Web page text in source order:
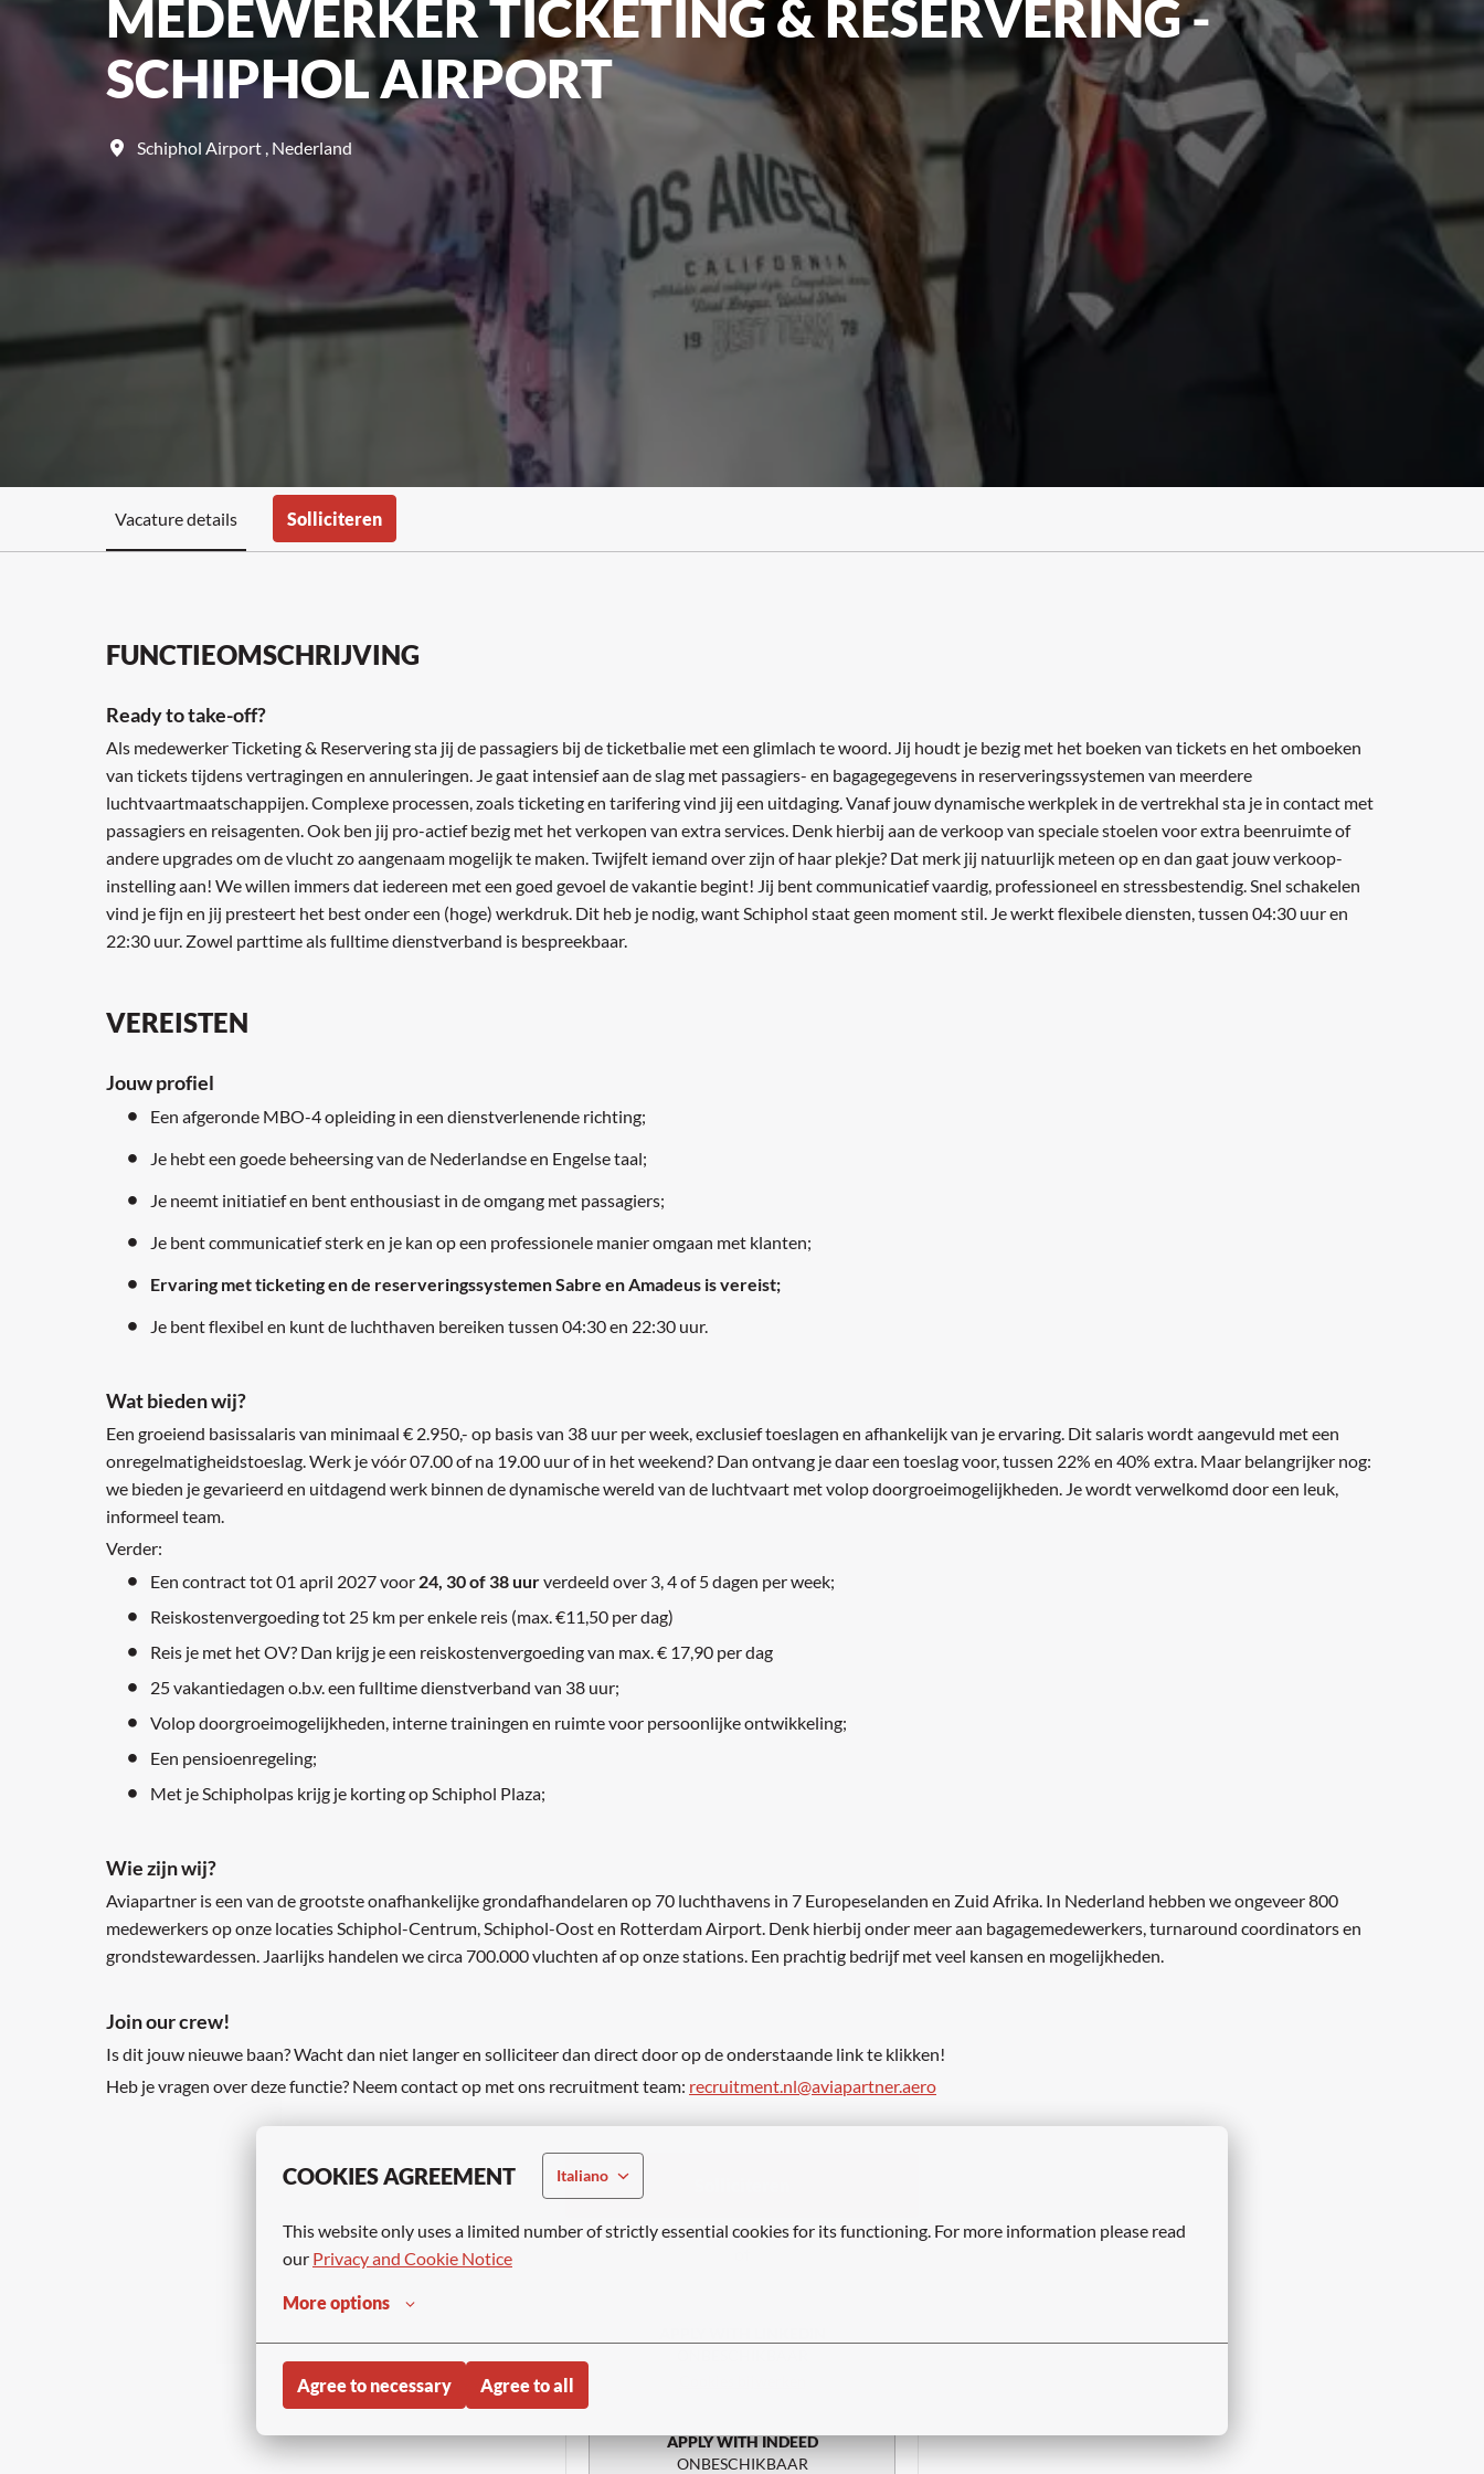
COOKIES AGREEMENT Italiano
This website only uses a limited number of strictly essential cookies for its functioning. For more information please read
our Privacy and Cookie Notice
More options
Agree to necessary Agree to all
MEDEWERKER TICKETING & RESERVERING -
SCHIPHOL AIRPORT
Schiphol Airport , Nederland
Vacature details Solliciteren
FUNCTIEOMSCHRIJVING
Ready to take-off?
Als medewerker Ticketing & Reservering sta jij de passagiers bij de ticketbalie met een glimlach te woord. Jij houdt je bezig met het boeken van tickets en het omboeken
van tickets tijdens vertragingen en annuleringen. Je gaat intensief aan de slag met passagiers- en bagagegegevens in reserveringssystemen van meerdere
luchtvaartmaatschappijen. Complexe processen, zoals ticketing en tarifering vind jij een uitdaging. Vanaf jouw dynamische werkplek in de vertrekhal sta je in contact met
passagiers en reisagenten. Ook ben jij pro-actief bezig met het verkopen van extra services. Denk hierbij aan de verkoop van speciale stoelen voor extra beenruimte of
andere upgrades om de vlucht zo aangenaam mogelijk te maken. Twijfelt iemand over zijn of haar plekje? Dat merk jij natuurlijk meteen op en dan gaat jouw verkoop-
instelling aan! We willen immers dat iedereen met een goed gevoel de vakantie begint! Jij bent communicatief vaardig, professioneel en stressbestendig. Snel schakelen
vind je fijn en jij presteert het best onder een (hoge) werkdruk. Dit heb je nodig, want Schiphol staat geen moment stil. Je werkt flexibele diensten, tussen 04:30 uur en
22:30 uur. Zowel parttime als fulltime dienstverband is bespreekbaar.
VEREISTEN
Jouw profiel
Een afgeronde MBO-4 opleiding in een dienstverlenende richting;
Je hebt een goede beheersing van de Nederlandse en Engelse taal;
Je neemt initiatief en bent enthousiast in de omgang met passagiers;
Je bent communicatief sterk en je kan op een professionele manier omgaan met klanten;
Ervaring met ticketing en de reserveringssystemen Sabre en Amadeus is vereist;
Je bent flexibel en kunt de luchthaven bereiken tussen 04:30 en 22:30 uur.
Wat bieden wij?
Een groeiend basissalaris van minimaal € 2.950,- op basis van 38 uur per week, exclusief toeslagen en afhankelijk van je ervaring. Dit salaris wordt aangevuld met een
onregelmatigheidstoeslag. Werk je vóór 07.00 of na 19.00 uur of in het weekend? Dan ontvang je daar een toeslag voor, tussen 22% en 40% extra. Maar belangrijker nog:
we bieden je gevarieerd en uitdagend werk binnen de dynamische wereld van de luchtvaart met volop doorgroeimogelijkheden. Je wordt verwelkomd door een leuk,
informeel team.
Verder:
Een contract tot 01 april 2027 voor 24, 30 of 38 uurverdeeld over 3, 4 of 5 dagen per week;
Reiskostenvergoeding tot 25 km per enkele reis (max. €11,50 per dag)
Reis je met het OV? Dan krijg je een reiskostenvergoeding van max. € 17,90 per dag
25 vakantiedagen o.b.v. een fulltime dienstverband van 38 uur;
Volop doorgroeimogelijkheden, interne trainingen en ruimte voor persoonlijke ontwikkeling;
Een pensioenregeling;
Met je Schipholpas krijg je korting op Schiphol Plaza;
Wie zijn wij?
Aviapartner is een van de grootste onafhankelijke grondafhandelaren op 70 luchthavens in 7 Europeselanden en Zuid Afrika. In Nederland hebben we ongeveer 800
medewerkers op onze locaties Schiphol-Centrum, Schiphol-Oost en Rotterdam Airport. Denk hierbij onder meer aan bagagemedewerkers, turnaround coordinators en
grondstewardessen. Jaarlijks handelen we circa 700.000 vluchten af op onze stations. Een prachtig bedrijf met veel kansen en mogelijkheden.
Join our crew!
Is dit jouw nieuwe baan? Wacht dan niet langer en solliciteer dan direct door op de onderstaande link te klikken!
Heb je vragen over deze functie? Neem contact op met ons recruitment team: recruitment.nl@aviapartner.aero
APPLY WITH INDEED
ONBESCHIKBAAR